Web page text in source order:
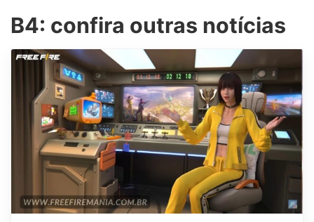
B4: confira outras notícias